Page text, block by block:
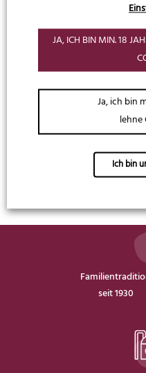
SeaWolf
SeaWolf Spirit®
seit 1930
JA, ICH BIN MIN. 18
Ja, ich bin
lehne
Ich bin